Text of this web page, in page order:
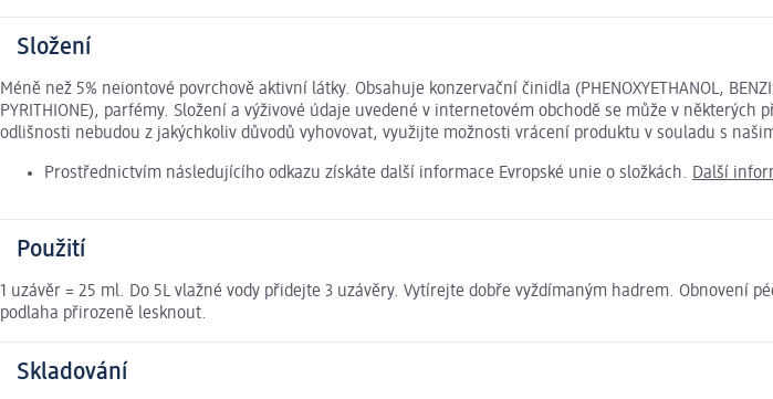
Složení
Méně než 5% neiontové povrchově aktivní látky. Obsahuje konzervační činidla (PHENOXYETHANOL,
PYRITHIONE), parfémy. Složení a výživové údaje uvedené v internetovém obchodě se může v
odlišnosti nebudou z jakýchkoliv důvodů vyhovovat, využijte možnosti vrácení produktu v souladu s
Prostřednictvím následujícího odkazu získáte další informace Evropské unie o složkách. Další
Použití
1 uzávěr = 25 ml. Do 5L vlažné vody přidejte 3 uzávěry. Vytírejte dobře vyždímaným hadrem.
podlaha přirozeně lesknout.
Skladování